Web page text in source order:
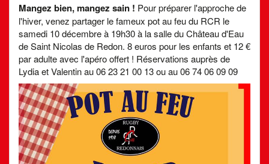
Mangez bien, mangez sain ! Pour préparer l'approche de
l'hiver, venez partager le fameux pot au feu du RCR le
samedi 10 décembre à 19h30 à la salle du Château d'Eau
de Saint Nicolas de Redon. 8 euros pour les enfants et 12 €
par adulte avec l'apéro offert ! Réservations auprès de
Lydia et Valentin au 06 23 21 00 13 ou au 06 74 06 09 09